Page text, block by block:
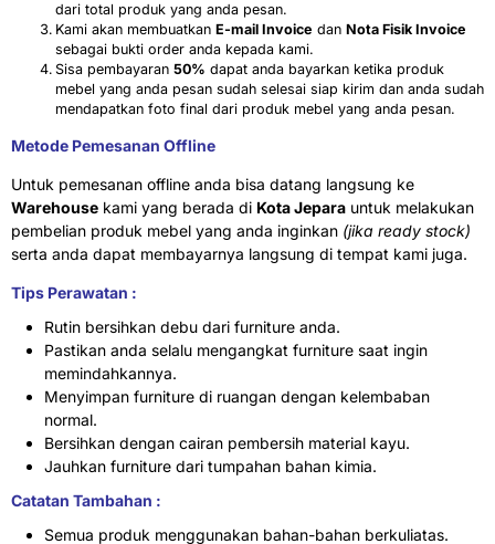
dari total produk yang anda pesan.
Kami akan membuatkan E-mail Invoice dan Nota Fisik Invoice
sebagai bukti order anda kepada kami.
Sisa pembayaran 50% dapat anda bayarkan ketika produk
mebel yang anda pesan sudah selesai siap kirim dan anda sudah
mendapatkan foto final dari produk mebel yang anda pesan.
Metode Pemesanan Offline
Untuk pemesanan offline anda bisa datang langsung ke
Warehouse kami yang berada di Kota Jepara untuk melakukan
pembelian produk mebel yang anda inginkan (jika ready stock)
serta anda dapat membayarnya langsung di tempat kami juga.
Tips Perawatan :
Rutin bersihkan debu dari furniture anda.
Pastikan anda selalu mengangkat furniture saat ingin
memindahkannya.
Menyimpan furniture di ruangan dengan kelembaban
normal.
Bersihkan dengan cairan pembersih material kayu.
Jauhkan furniture dari tumpahan bahan kimia.
Catatan Tambahan :
Semua produk menggunakan bahan-bahan berkuliatas.